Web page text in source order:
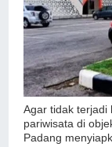
Agar tidak terjadi
pariwisata di
Padang